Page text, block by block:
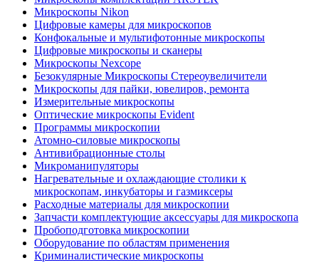
Микроскопы Nikon
Цифровые камеры для микроскопов
Конфокальные и мультифотонные микроскопы
Цифровые микроскопы и сканеры
Микроскопы Nexcope
Безокулярные Микроскопы Стереоувеличители
Микроскопы для пайки, ювелиров, ремонта
Измерительные микроскопы
Оптические микроскопы Evident
Программы микроскопии
Атомно-силовые микроскопы
Антивибрационные столы
Микроманипуляторы
Нагревательные и охлаждающие столики к
микроскопам, инкубаторы и газмиксеры
Расходные материалы для микроскопии
Запчасти комплектующие аксессуары для микроскопа
Пробоподготовка микроскопии
Оборудование по областям применения
Криминалистические микроскопы